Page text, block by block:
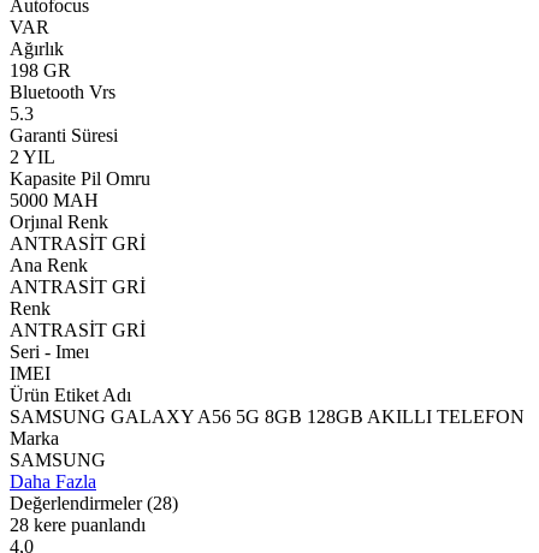
Autofocus
VAR
Ağırlık
198 GR
Bluetooth Vrs
5.3
Garanti Süresi
2 YIL
Kapasite Pil Omru
5000 MAH
Orjınal Renk
ANTRASİT GRİ
Ana Renk
ANTRASİT GRİ
Renk
ANTRASİT GRİ
Seri - Imeı
IMEI
Ürün Etiket Adı
SAMSUNG GALAXY A56 5G 8GB 128GB AKILLI TELEFON
Marka
SAMSUNG
Daha Fazla
Değerlendirmeler (28)
28 kere puanlandı
4,0